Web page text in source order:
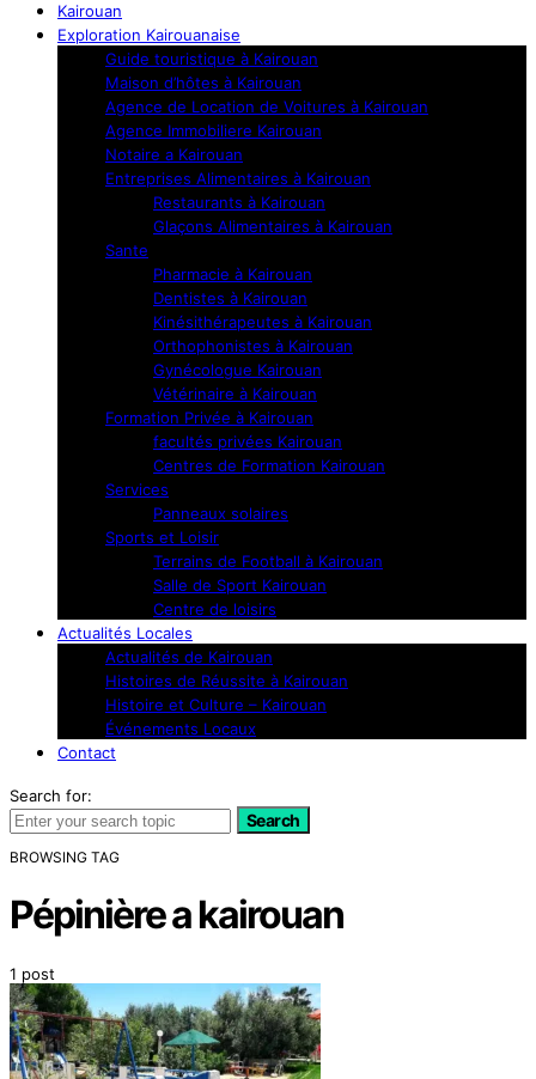
Kairouan
Exploration Kairouanaise
Guide touristique à Kairouan
Maison d’hôtes à Kairouan
Agence de Location de Voitures à Kairouan
Agence Immobiliere Kairouan
Notaire a Kairouan
Entreprises Alimentaires à Kairouan
Restaurants à Kairouan
Glaçons Alimentaires à Kairouan
Sante
Pharmacie à Kairouan
Dentistes à Kairouan
Kinésithérapeutes à Kairouan
Orthophonistes à Kairouan
Gynécologue Kairouan
Vétérinaire à Kairouan
Formation Privée à Kairouan
facultés privées Kairouan
Centres de Formation Kairouan
Services
Panneaux solaires
Sports et Loisir
Terrains de Football à Kairouan
Salle de Sport Kairouan
Centre de loisirs
Actualités Locales
Actualités de Kairouan
Histoires de Réussite à Kairouan
Histoire et Culture – Kairouan
Événements Locaux
Contact
Search for:
Search
BROWSING TAG
Pépinière a kairouan
1 post